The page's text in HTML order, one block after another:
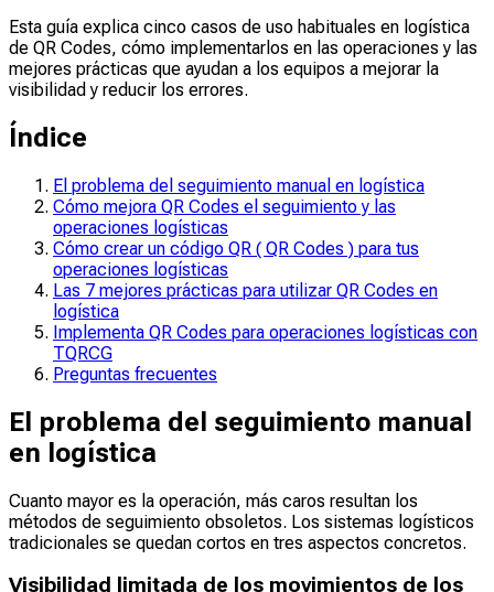
Esta guía explica cinco casos de uso habituales en logística
de QR Codes, cómo implementarlos en las operaciones y las
mejores prácticas que ayudan a los equipos a mejorar la
visibilidad y reducir los errores.
Índice
El problema del seguimiento manual en logística
Cómo mejora QR Codes el seguimiento y las
operaciones logísticas
Cómo crear un código QR ( QR Codes ) para tus
operaciones logísticas
Las 7 mejores prácticas para utilizar QR Codes en
logística
Implementa QR Codes para operaciones logísticas con
TQRCG
Preguntas frecuentes
El problema del seguimiento manual
en logística
Cuanto mayor es la operación, más caros resultan los
métodos de seguimiento obsoletos. Los sistemas logísticos
tradicionales se quedan cortos en tres aspectos concretos.
Visibilidad limitada de los movimientos de los